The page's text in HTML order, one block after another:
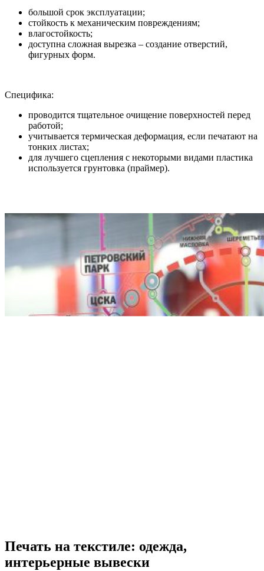
большой срок эксплуатации;
стойкость к механическим повреждениям;
влагостойкость;
доступна сложная вырезка – создание отверстий,
фигурных форм.
Специфика:
проводится тщательное очищение поверхностей перед
работой;
учитывается термическая деформация, если печатают на
тонких листах;
для лучшего сцепления с некоторыми видами пластика
используется грунтовка (праймер).
Печать на текстиле: одежда,
интерьерные вывески